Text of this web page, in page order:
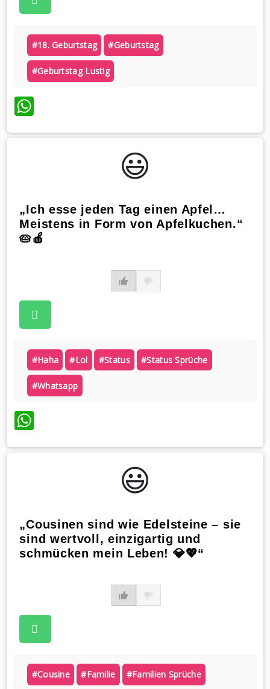
#18. Geburtstag #geburtstag
#geburtstag Lustig
WhatsApp
😃️
„Ich esse jeden Tag einen Apfel…
Meistens in Form von Apfelkuchen.“
🥧🍎
#haha #lol #status #status Sprüche
#whatsapp
WhatsApp
😃️
„Cousinen sind wie Edelsteine – sie
sind wertvoll, einzigartig und
schmücken mein Leben! 💎💖“
#cousine #familie #familien Sprüche